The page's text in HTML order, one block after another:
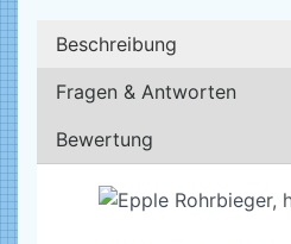
Beschreibung
Fragen & Antworten
Bewertung